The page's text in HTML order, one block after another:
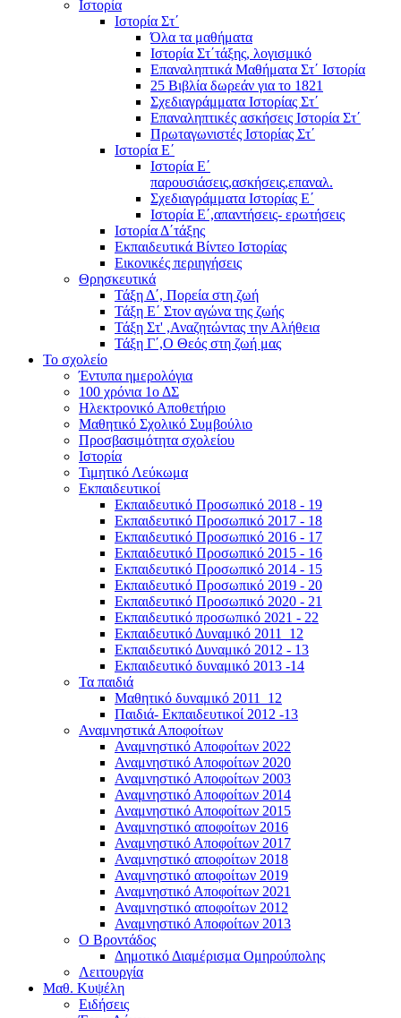
Ιστορία
Ιστορία Στ΄
Όλα τα μαθήματα
Ιστορία Στ΄τάξης, λογισμικό
Επαναληπτικά Μαθήματα Στ΄ Ιστορία
25 Βιβλία δωρεάν για το 1821
Σχεδιαγράμματα Ιστορίας Στ΄
Επαναληπτικές ασκήσεις Ιστορία Στ΄
Πρωταγωνιστές Ιστορίας Στ΄
Ιστορία Ε΄
Ιστορία Ε΄
παρουσιάσεις,ασκήσεις,επαναλ.
Σχεδιαγράμματα Ιστορίας Ε΄
Ιστορία Ε΄,απαντήσεις- ερωτήσεις
Ιστορία Δ΄τάξης
Εκπαιδευτικά Βίντεο Ιστορίας
Εικονικές περιηγήσεις
Θρησκευτικά
Τάξη Δ΄, Πορεία στη ζωή
Τάξη Ε΄ Στον αγώνα της ζωής
Τάξη Στ' ,Αναζητώντας την Αλήθεια
Τάξη Γ΄,Ο Θεός στη ζωή μας
Το σχολείο
Έντυπα ημερολόγια
100 χρόνια 1ο ΔΣ
Ηλεκτρονικό Αποθετήριο
Μαθητικό Σχολικό Συμβούλιο
Προσβασιμότητα σχολείου
Ιστορία
Τιμητικό Λεύκωμα
Εκπαιδευτικοί
Εκπαιδευτικό Προσωπικό 2018 - 19
Εκπαιδευτικό Προσωπικό 2017 - 18
Εκπαιδευτικό Προσωπικό 2016 - 17
Εκπαιδευτικό Προσωπικό 2015 - 16
Εκπαιδευτικό Προσωπικό 2014 - 15
Εκπαιδευτικό Προσωπικό 2019 - 20
Εκπαιδευτικό Προσωπικό 2020 - 21
Εκπαιδευτικό προσωπικό 2021 - 22
Εκπαιδευτικό Δυναμικό 2011_12
Εκπαιδευτικό Δυναμικό 2012 - 13
Εκπαιδευτικό δυναμικό 2013 -14
Τα παιδιά
Μαθητικό δυναμικό 2011_12
Παιδιά- Εκπαιδευτικοί 2012 -13
Αναμνηστικά Αποφοίτων
Αναμνηστικό Αποφοίτων 2022
Αναμνηστικό Αποφοίτων 2020
Αναμνηστικό Αποφοίτων 2003
Αναμνηστικό Αποφοίτων 2014
Αναμνηστικό Αποφοίτων 2015
Αναμνηστικό αποφοίτων 2016
Αναμνηστικό Αποφοίτων 2017
Αναμνηστικό αποφοίτων 2018
Αναμνηστικό αποφοίτων 2019
Αναμνηστικό Αποφοίτων 2021
Αναμνηστικό αποφοίτων 2012
Αναμνηστικό Αποφοίτων 2013
Ο Βροντάδος
Δημοτικό Διαμέρισμα Ομηρούπολης
Λειτουργία
Μαθ. Κυψέλη
Ειδήσεις